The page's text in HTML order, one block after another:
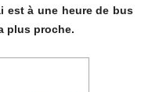
est à une heure de bus
plus proche.